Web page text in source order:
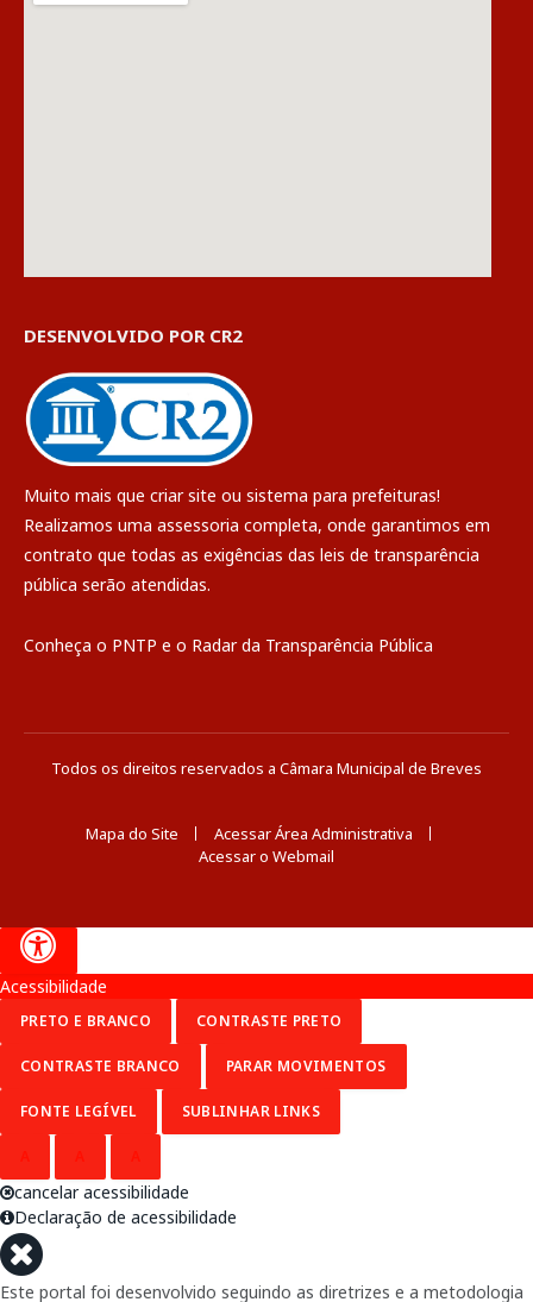
DESENVOLVIDO POR CR2
Muito mais que criar site ou sistema para prefeituras!
Realizamos uma assessoria completa, onde garantimos em
contrato que todas as exigências das leis de transparência
pública serão atendidas.
Conheça o PNTP e o Radar da Transparência Pública
Todos os direitos reservados a Câmara Municipal de Breves
Mapa do Site
Acessar Área Administrativa
Acessar o Webmail
Acessibilidade
PRETO E BRANCO CONTRASTE PRETO
CONTRASTE BRANCO PARAR MOVIMENTOS
FONTE LEGÍVEL SUBLINHAR LINKS
cancelar acessibilidade
Declaração de acessibilidade
Este portal foi desenvolvido seguindo as diretrizes e a metodologia